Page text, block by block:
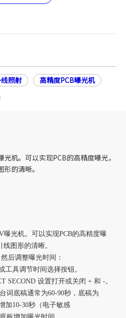
照射
高精度PCB曝光机
机。可以实现PCB的高精度曝光，
的清晰。
曝光机。可以实现PCB的高精度曝
图形的清晰。
后调整曝光时间：
具调节时间选择按钮。
设置打开或关闭 + 和 -。
底稿通常为60-90秒，底稿为
10-30秒（电子敏感